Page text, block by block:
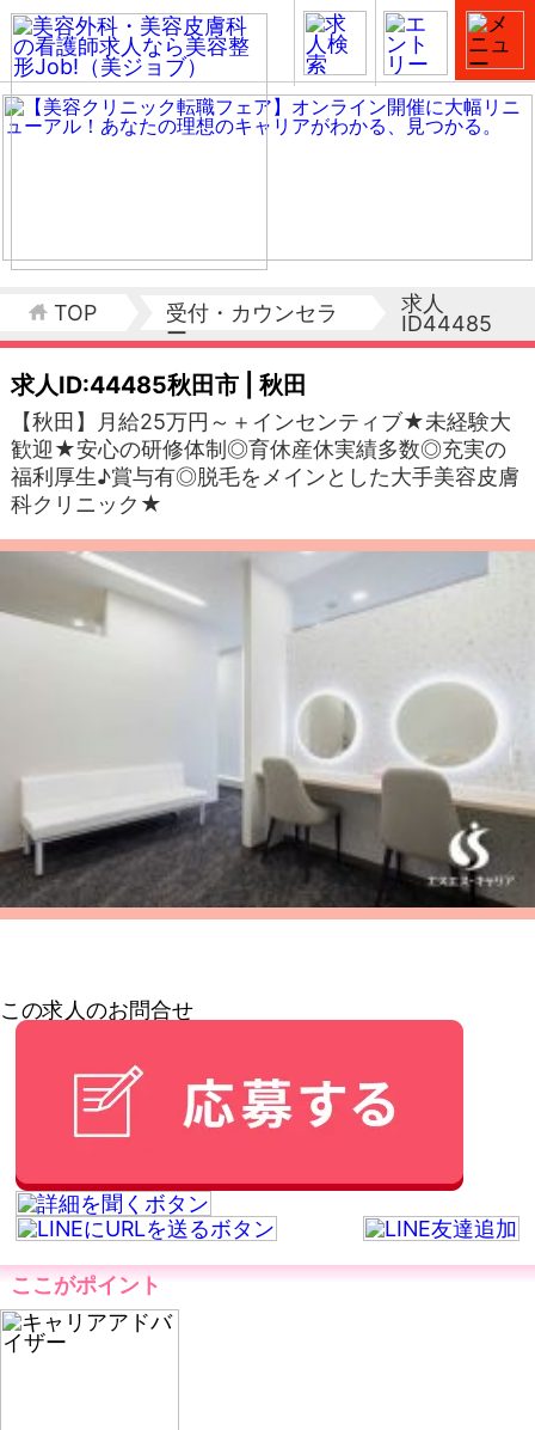
TOP
受付・カウンセラ
ー
求人
ID44485
求人ID:44485秋田市 | 秋田
【秋田】月給25万円～＋インセンティブ★未経験大
歓迎★安心の研修体制◎育休産休実績多数◎充実の
福利厚生♪賞与有◎脱毛をメインとした大手美容皮膚
科クリニック★
この求人のお問合せ
ここがポイント